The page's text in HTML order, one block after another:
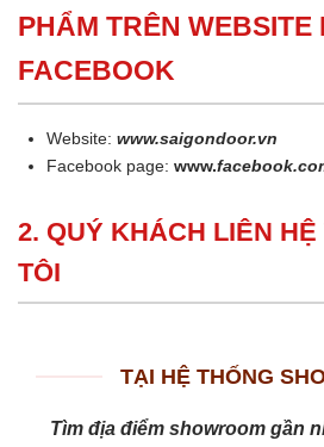
PHẨM TRÊN WEBSITE
FACEBOOK
Website:www.saigondoor.vn
Facebook page:www.
2. QUÝ KHÁCH LIÊN
TÔI
TẠI HỆ THỐNG
Tìm địa điểm showroom gần